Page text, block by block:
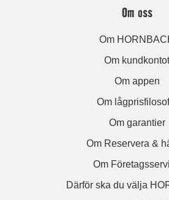
Om oss
Om
Om
Om appen
Om
Om garantier
Om Reservera &
Om
Därför ska du välja